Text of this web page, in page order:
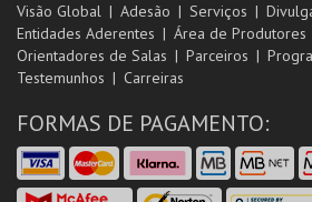
Visão Global Adesão Serviços
Entidades Aderentes
Área de Produtores
Orientadores de Salas
Parceiros
Testemunhos
Carreiras
FORMAS DE PAGAMENTO: